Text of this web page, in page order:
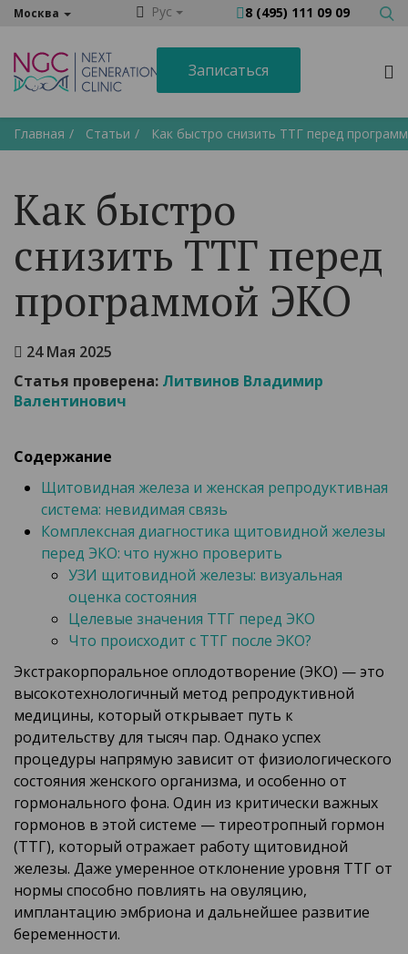
Москва Рус 8 (495) 111 09 09
Записаться
Главная Статьи Как быстро снизить ТТГ перед
Как быстро
снизить ТТГ перед
программой ЭКО
24 Мая 2025
Статья проверена: Литвинов Владимир
Валентинович
Содержание
Щитовидная железа и женская репродуктивная
система: невидимая связь
Комплексная диагностика щитовидной железы
перед ЭКО: что нужно проверить
УЗИ щитовидной железы: визуальная
оценка состояния
Целевые значения ТТГ перед ЭКО
Что происходит с ТТГ после ЭКО?
Экстракорпоральное оплодотворение (ЭКО) — это
высокотехнологичный метод репродуктивной
медицины, который открывает путь к
родительству для тысяч пар. Однако успех
процедуры напрямую зависит от физиологического
состояния женского организма, и особенно от
гормонального фона. Один из критически важных
гормонов в этой системе — тиреотропный гормон
(ТТГ), который отражает работу щитовидной
железы. Даже умеренное отклонение уровня ТТГ от
нормы способно повлиять на овуляцию,
имплантацию эмбриона и дальнейшее развитие
беременности.